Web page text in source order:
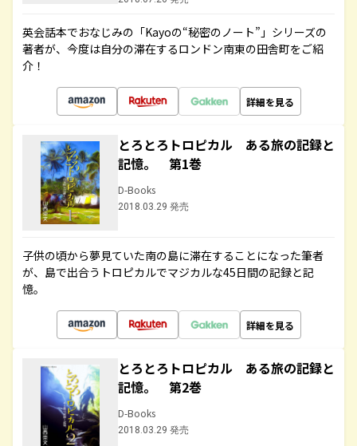
英会話本でおなじみの「Kayoの“秘密のノート”」シリーズの
著者が、今度は自分の滞在するロンドン南東の田舎町をご紹
介！
詳細を見る
とろとろトロピカル ある旅の記録と
記憶。 第1巻
D-Books
2018.03.29 発売
子供の頃から夢見ていた南の島に滞在することになった筆者
が、島で出合うトロピカルでマジカルな45日間の記録と記
憶。
詳細を見る
とろとろトロピカル ある旅の記録と
記憶。 第2巻
D-Books
2018.03.29 発売